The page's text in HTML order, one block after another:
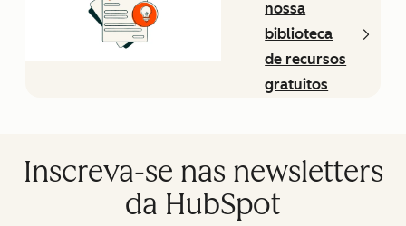
nossa
biblioteca
de recursos
gratuitos
Inscreva-se nas newsletters
da HubSpot